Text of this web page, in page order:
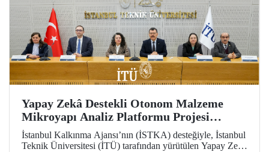
Yapay Zekâ Destekli Otonom Malzeme
Mikroyapı Analiz Platformu Projesi
(iMAT) Tanıtım Toplantısı Düzenlendi
İstanbul Kalkınma Ajansı’nın (İSTKA) desteğiyle, İstanbul
Teknik Üniversitesi (İTÜ) tarafından yürütülen Yapay Zekâ